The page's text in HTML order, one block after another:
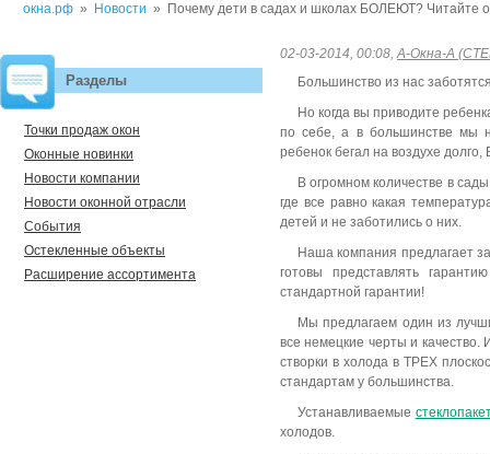
окна.рф » Новости » Почему дети в садах и школах БОЛЕЮТ? Читайте
02-03-2014, 00:08,А-Окна-А
Большинство из нас
Но когда вы приводите
по себе, а в большинстве мы
ребенок бегал на воздухе
В огромном количестве в
где все равно какая
детей и не заботились о них.
Наша компания предлагает
готовы представлять
стандартной гарантии!
Мы предлагаем один из
все немецкие черты и
створки в холода в ТРЕХ
стандартам у большинства.
Устанавливаемые
холодов.
Разделы
Точки продаж окон
Оконные новинки
Новости компании
Новости оконной отрасли
События
Остекленные объекты
Расширение ассортимента